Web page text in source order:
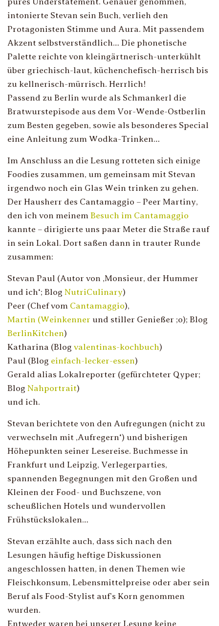
intonierte Stevan sein Buch, verlieh den
Protagonisten Stimme und Aura. Mit passendem
Akzent selbstverständlich… Die phonetische
Palette reichte von kleingärtnerisch-unterkühlt
über griechisch-laut, küchenchefisch-herrisch bis
zu kellnerisch-mürrisch. Herrlich!
Passend zu Berlin wurde als Schmankerl die
Bratwurstepisode aus dem Vor-Wende-Ostberlin
zum Besten gegeben, sowie als besonderes Special
eine Anleitung zum Wodka-Trinken…
Im Anschluss an die Lesung rotteten sich einige
Foodies zusammen, um gemeinsam mit Stevan
irgendwo noch ein Glas Wein trinken zu gehen.
Der Hausherr des Cantamaggio – Peer Martiny,
den ich von meinem Besuch im Cantamaggio
kannte – dirigierte uns paar Meter die Straße rauf
in sein Lokal. Dort saßen dann in trauter Runde
zusammen:
Stevan Paul (Autor von ‚Monsieur, der Hummer
und ich‘; Blog NutriCulinary)
Peer (Chef vom Cantamaggio),
Martin (Weinkenner und stiller Genießer ;o); Blog
BerlinKitchen)
Katharina (Blog valentinas-kochbuch)
Paul (Blog einfach-lecker-essen)
Gerald alias Lokalreporter (gefürchteter Qyper;
Blog Nahportrait)
und ich.
Stevan berichtete von den Aufregungen (nicht zu
verwechseln mit ‚Aufregern‘) und bisherigen
Höhepunkten seiner Lesereise. Buchmesse in
Frankfurt und Leipzig, Verlegerparties,
spannenden Begegnungen mit den Großen und
Kleinen der Food- und Buchszene, von
scheußlichen Hotels und wundervollen
Frühstückslokalen…
Stevan erzählte auch, dass sich nach den
Lesungen häufig heftige Diskussionen
angeschlossen hatten, in denen Themen wie
Fleischkonsum, Lebensmittelpreise oder aber sein
Beruf als Food-Stylist auf’s Korn genommen
wurden.
Entweder waren bei unserer Lesung keine